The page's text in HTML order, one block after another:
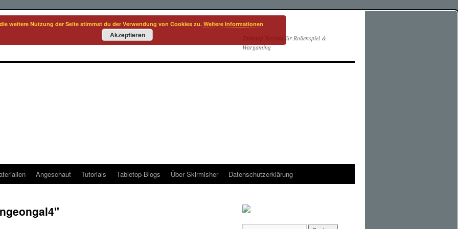
Tabletop-Terrain für Rollenspiel &
Wargaming
Angeschaut Tutorials Tabletop-Blogs Über Skirmisher Datenschutzerklärung
weitere Nutzung der Seite stimmst du der Verwendung von Cookies zu. Weitere Informationen
Akzeptieren